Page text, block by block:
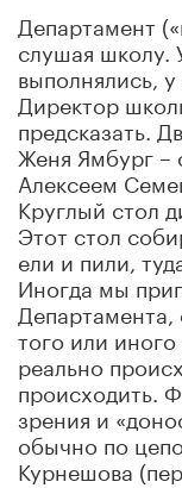
Департамент
слушая школу.
выполнялись,
Директор
предсказать.
Женя Ямбург –
Алексеем
Круглый стол
Этот стол
ели и пили,
Иногда мы
Департамента,
того или
реально
происходить.
зрения и
обычно по
Курнешова